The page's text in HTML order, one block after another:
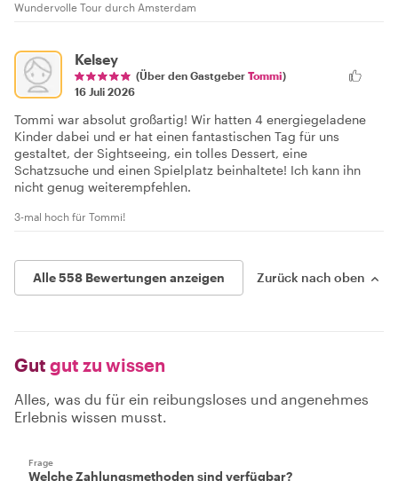
Wundervolle Tour durch Amsterdam
Kelsey
(Über den Gastgeber Tommi)
16 Juli 2026
Tommi war absolut großartig! Wir hatten 4 energiegeladene
Kinder dabei und er hat einen fantastischen Tag für uns
gestaltet, der Sightseeing, ein tolles Dessert, eine
Schatzsuche und einen Spielplatz beinhaltete! Ich kann ihn
nicht genug weiterempfehlen.
3-mal hoch für Tommi!
Alle 558 Bewertungen anzeigen Zurück nach oben
Gut gut zu wissen
Alles, was du für ein reibungsloses und angenehmes
Erlebnis wissen musst.
Frage
Welche Zahlungsmethoden sind verfügbar?